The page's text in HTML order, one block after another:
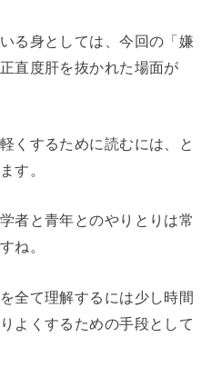
る身としては、今回の「嫌
直度肝を抜かれた場面が
くするために読むには、と
す。
者と青年とのやりとりは常
ね。
全て理解するには少し時間
よくするための手段として